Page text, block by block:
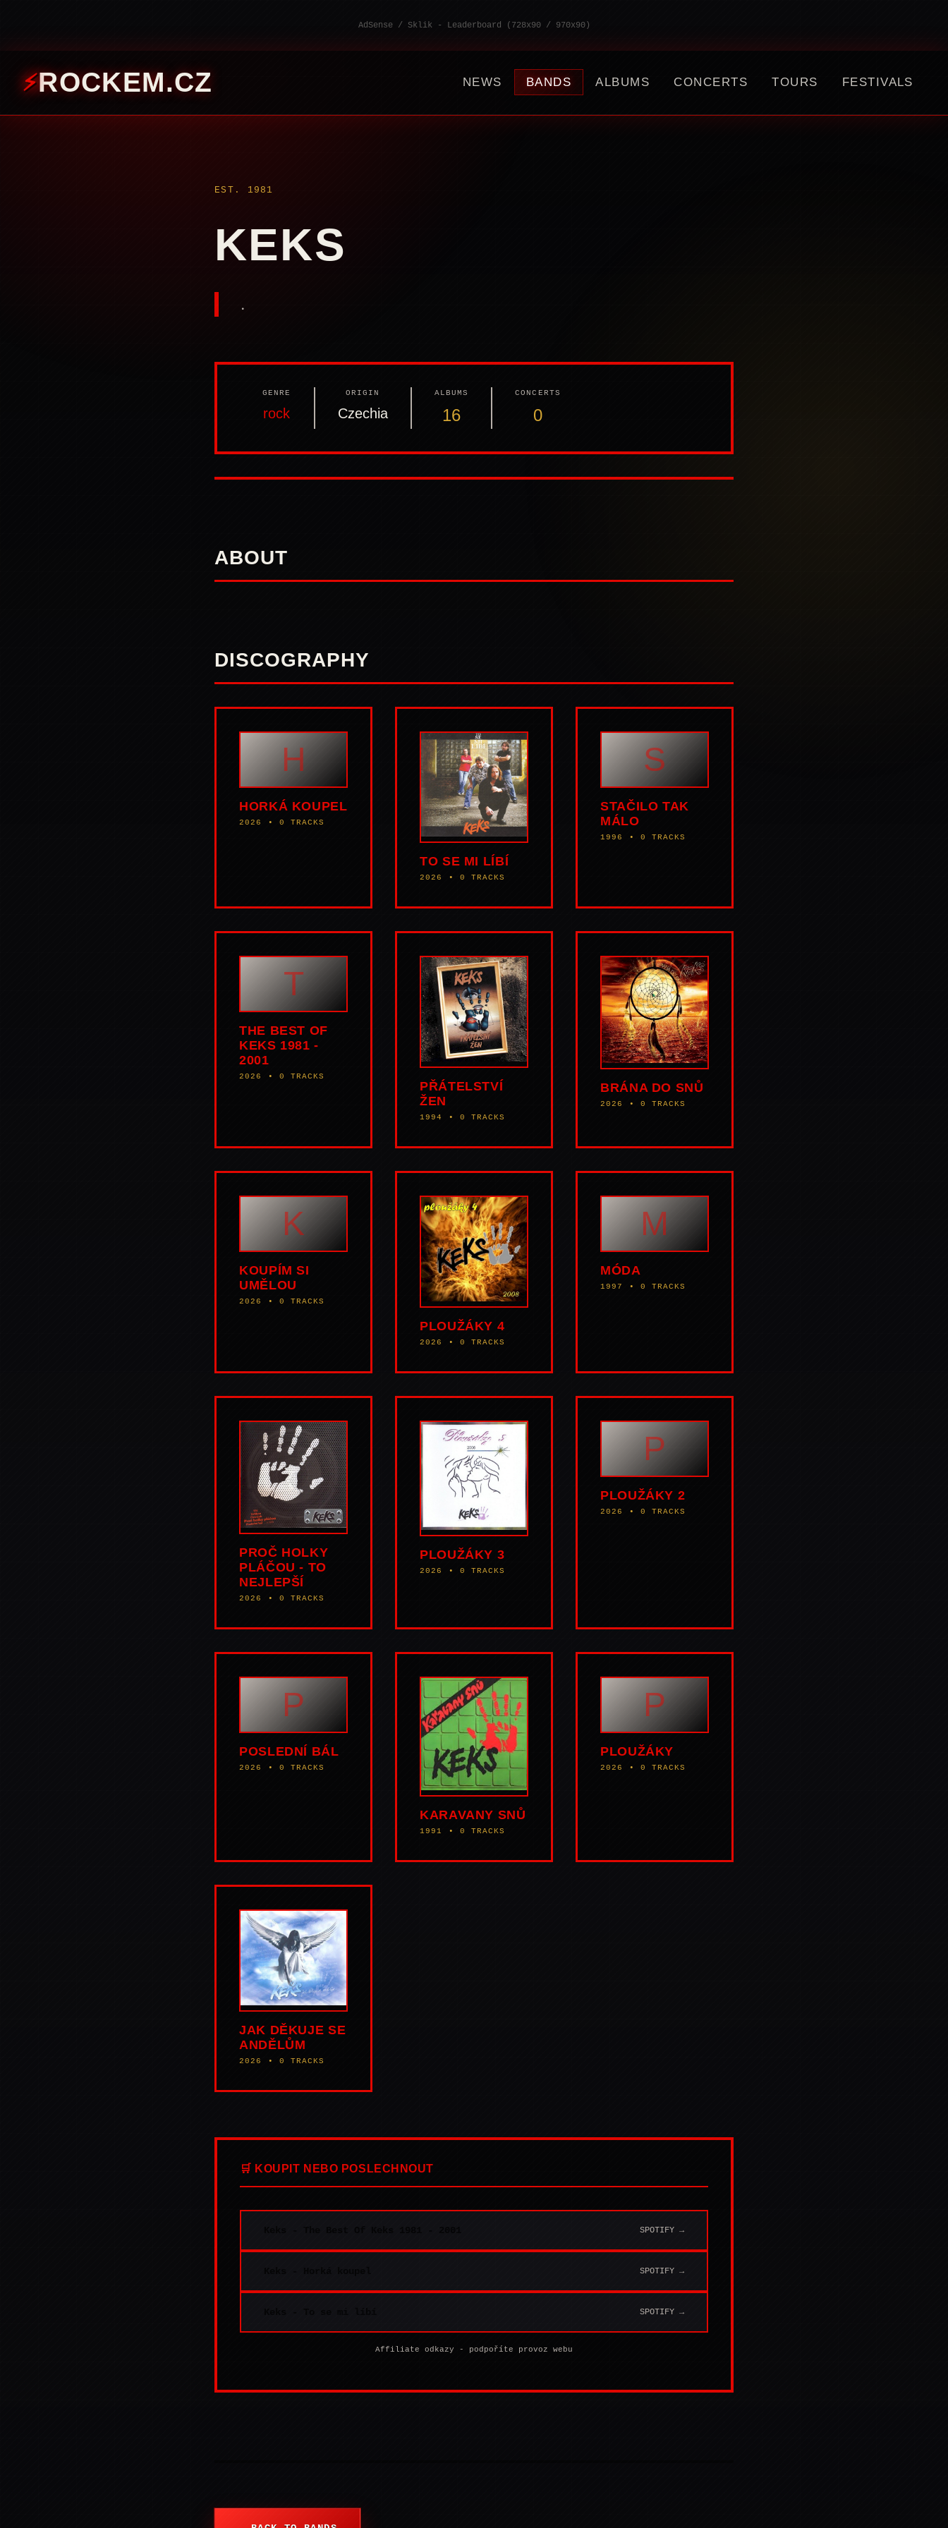
AdSense / Sklik - Leaderboard (728x90 / 970x90)
ROCKEM.CZ NEWS BANDS ALBUMS CONCERTS TOURS FESTIVALS
EST. 1981
KEKS
.
GENRE
rock
ORIGIN
Czechia
ALBUMS
16
CONCERTS
0
ABOUT
DISCOGRAPHY
H
HORKÁ KOUPEL
2026 • 0 TRACKS
TO SE MI LÍBÍ
2026 • 0 TRACKS
S
STAČILO TAK
MÁLO
1996 • 0 TRACKS
T
THE BEST OF
KEKS 1981 -
2001
2026 • 0 TRACKS
PŘÁTELSTVÍ
ŽEN
1994 • 0 TRACKS
BRÁNA DO SNŮ
2026 • 0 TRACKS
K
KOUPÍM SI
UMĚLOU
2026 • 0 TRACKS
PLOUŽÁKY 4
2026 • 0 TRACKS
M
MÓDA
1997 • 0 TRACKS
PROČ HOLKY
PLÁČOU - TO
NEJLEPŠÍ
2026 • 0 TRACKS
PLOUŽÁKY 3
2026 • 0 TRACKS
P
PLOUŽÁKY 2
2026 • 0 TRACKS
P
POSLEDNÍ BÁL
2026 • 0 TRACKS
KARAVANY SNŮ
1991 • 0 TRACKS
P
PLOUŽÁKY
2026 • 0 TRACKS
JAK DĚKUJE SE
ANDĚLŮM
2026 • 0 TRACKS
🛒 KOUPIT NEBO POSLECHNOUT
SPOTIFY →
SPOTIFY →
SPOTIFY →
Affiliate odkazy - podpoříte provoz webu